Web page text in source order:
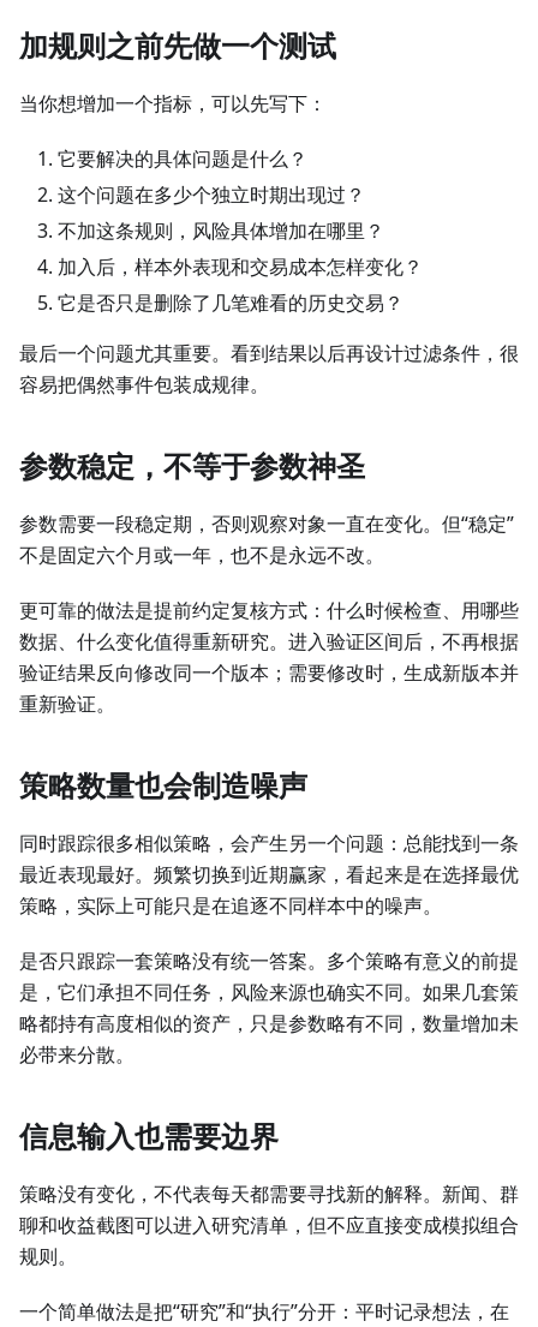
加规则之前先做一个测试
当你想增加一个指标，可以先写下：
它要解决的具体问题是什么？
这个问题在多少个独立时期出现过？
不加这条规则，风险具体增加在哪里？
加入后，样本外表现和交易成本怎样变化？
它是否只是删除了几笔难看的历史交易？
最后一个问题尤其重要。看到结果以后再设计过滤条件，很
容易把偶然事件包装成规律。
参数稳定，不等于参数神圣
参数需要一段稳定期，否则观察对象一直在变化。但“稳定”
不是固定六个月或一年，也不是永远不改。
更可靠的做法是提前约定复核方式：什么时候检查、用哪些
数据、什么变化值得重新研究。进入验证区间后，不再根据
验证结果反向修改同一个版本；需要修改时，生成新版本并
重新验证。
策略数量也会制造噪声
同时跟踪很多相似策略，会产生另一个问题：总能找到一条
最近表现最好。频繁切换到近期赢家，看起来是在选择最优
策略，实际上可能只是在追逐不同样本中的噪声。
是否只跟踪一套策略没有统一答案。多个策略有意义的前提
是，它们承担不同任务，风险来源也确实不同。如果几套策
略都持有高度相似的资产，只是参数略有不同，数量增加未
必带来分散。
信息输入也需要边界
策略没有变化，不代表每天都需要寻找新的解释。新闻、群
聊和收益截图可以进入研究清单，但不应直接变成模拟组合
规则。
一个简单做法是把“研究”和“执行”分开：平时记录想法，在